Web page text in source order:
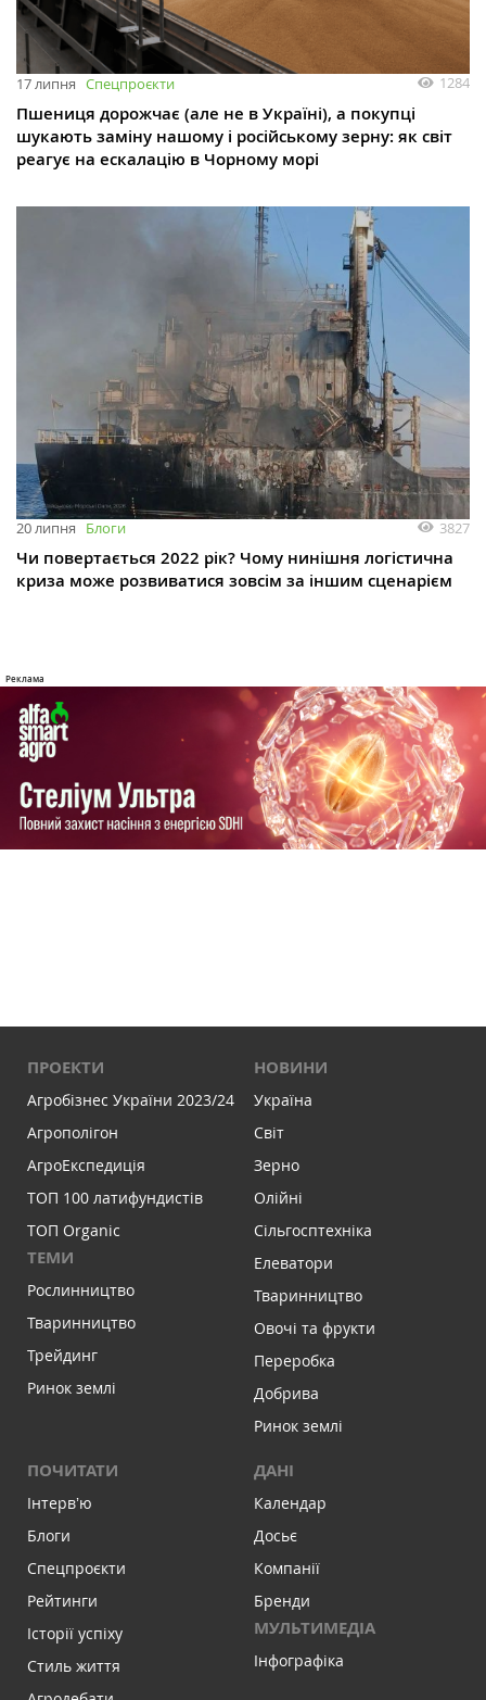
17 липня Спецпроєкти 1284
Пшениця дорожчає (але не в Україні), а покупці
шукають заміну нашому і російському зерну: як світ
реагує на ескалацію в Чорному морі
20 липня Блоги 3827
Чи повертається 2022 рік? Чому нинішня логістична
криза може розвиватися зовсім за іншим сценарієм
ПРОЕКТИ
Агробізнес України 2023/24
Агрополігон
АгроЕкспедиція
ТОП 100 латифундистів
ТОП Organic
ТЕМИ
Рослинництво
Тваринництво
Трейдинг
Ринок землі
НОВИНИ
Україна
Світ
Зерно
Олійні
Сільгосптехніка
Елеватори
Тваринництво
Овочі та фрукти
Переробка
Добрива
Ринок землі
ПОЧИТАТИ
Інтервʼю
Блоги
Спецпроєкти
Рейтинги
Історії успіху
Стиль життя
ДАНІ
Календар
Досьє
Компанії
Бренди
МУЛЬТИМЕДІА
Інфографіка